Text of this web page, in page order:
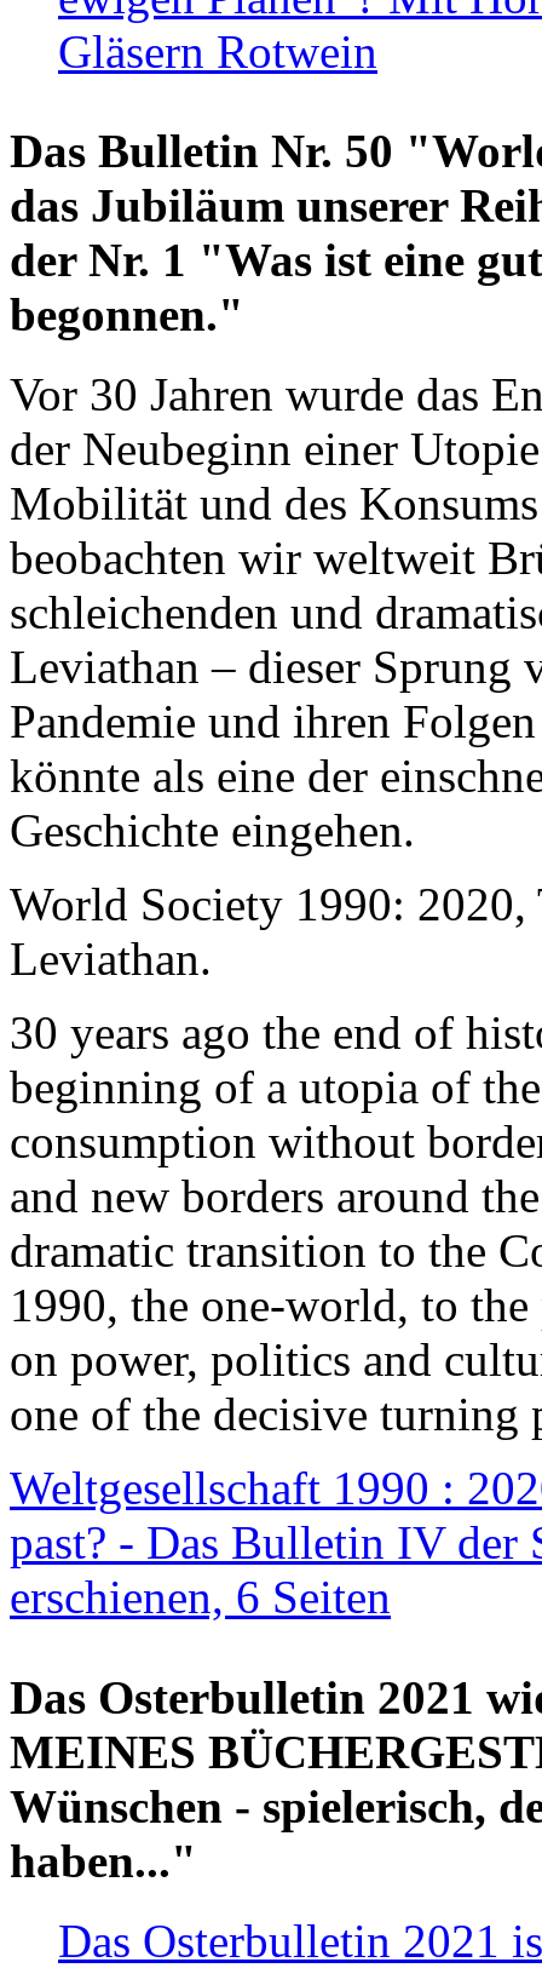
Gläsern Rotwein
Das Bulletin Nr. 50
das Jubiläum unserer
der Nr. 1 "Was ist eine
begonnen."
Vor 30 Jahren wurde das
der Neubeginn einer
Mobilität und des
beobachten wir weltweit
schleichenden und
Leviathan – dieser Sprung
Pandemie und ihren
könnte als eine der
Geschichte eingehen.
World Society 1990: 2020,
Leviathan.
30 years ago the end of
beginning of a utopia of
consumption without
and new borders around
dramatic transition to the
1990, the one-world, to the
on power, politics and
one of the decisive turning
Weltgesellschaft 1990 :
past? - Das Bulletin IV der
erschienen, 6 Seiten
Das Osterbulletin 2021
MEINES
Wünschen - spielerisch,
haben..."
Das Osterbulletin 2021